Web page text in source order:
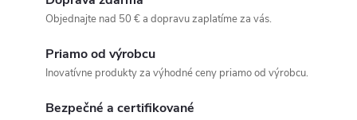
Objednajte nad 50 € a dopravu zaplatíme za vás.
Priamo od výrobcu
Inovatívne produkty za výhodné ceny priamo od výrobcu.
Bezpečné a certifikované